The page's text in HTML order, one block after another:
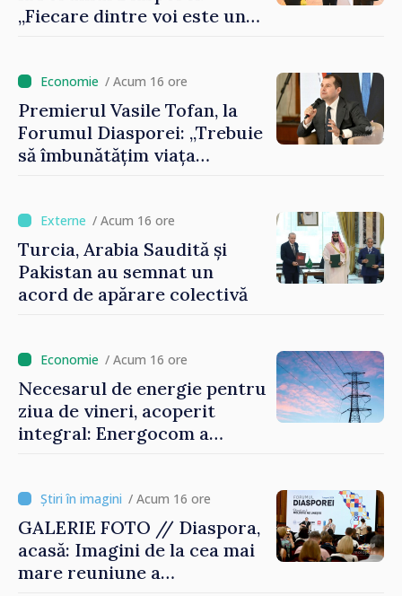
„Fiecare dintre voi este un
imaginii Republicii Moldova”
/ Acum 16 ore
Premierul Vasile Tofan, la
Forumul Diasporei: „Trebuie
să îmbunătățim viața
/ Acum 16 ore
Turcia, Arabia Saudită și
Pakistan au semnat un
acord de apărare colectivă
/ Acum 16 ore
Necesarul de energie pentru
ziua de vineri, acoperit
integral: Energocom a
/ Acum 16 ore
GALERIE FOTO // Diaspora,
acasă: Imagini de la cea mai
mare reuniune a